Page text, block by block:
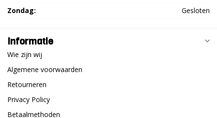
Zondag:
Gesloten
Informatie
Wie zijn wij
Algemene voorwaarden
Retourneren
Privacy Policy
Betaalmethoden